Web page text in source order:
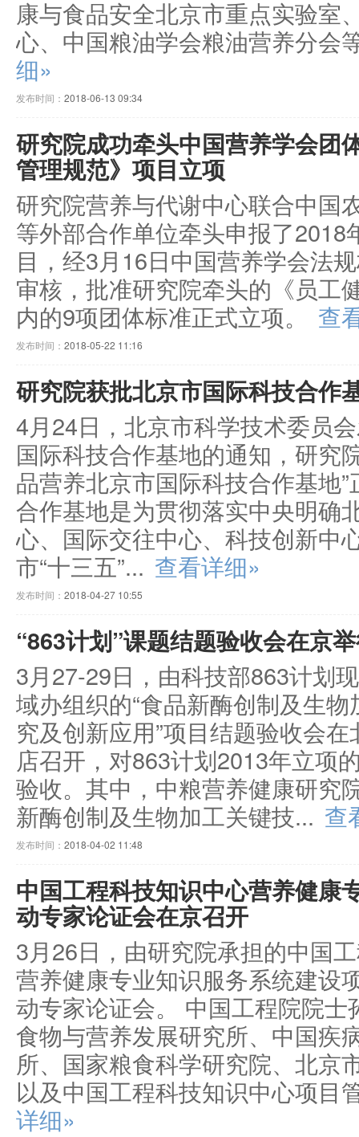
康与食品安全北京市重点实验室
心、中国粮油学会粮油营养分会
细»
发布时间： 2018-06-13 09:34
研究院成功牵头中国营养学会团
管理规范》项目立项
研究院营养与代谢中心联合中国
等外部合作单位牵头申报了
目，经3月16日中国营养学会法
审核，批准研究院牵头的《员工
内的9项团体标准正式立项。
查
发布时间： 2018-05-22 11:16
研究院获批北京市国际科技合作
4月24日，北京市科学技术委员
国际科技合作基地的通知，研究
品营养北京市国际科技合作基地
合作基地是为贯彻落实中央明确
心、国际交往中心、科技创新中
市“十三五”... 查看详细»
发布时间： 2018-04-27 10:55
“863计划”课题结题验收会在京
3月27-29日，由科技部863计划
域办组织的“食品新酶创制及生
究及创新应用”项目结题验收会
店召开，对863计划2013年立项
验收。其中，中粮营养健康研究
新酶创制及生物加工关键技... 查
发布时间： 2018-04-02 11:48
中国工程科技知识中心营养健康
动专家论证会在京召开
3月26日，由研究院承担的中国
营养健康专业知识服务系统建设
动专家论证会。 中国工程院院士
食物与营养发展研究所、中国疾
所、国家粮食科学研究院、北京
以及中国工程科技知识中心项目
详细»